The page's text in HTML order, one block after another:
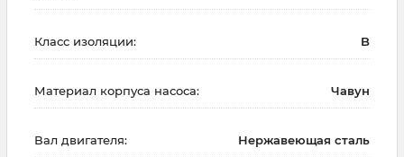
Класс изоляции: B
Материал корпуса насоса: Чавун
Вал двигателя: Нержавеющая сталь